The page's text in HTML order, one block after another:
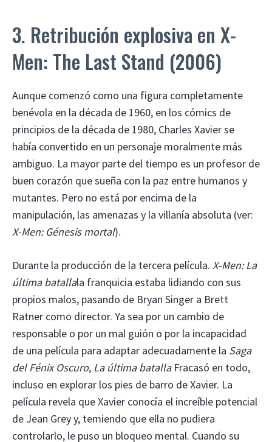
3. Retribución explosiva en X-
Men: The Last Stand (2006)
Aunque comenzó como una figura completamente
benévola en la década de 1960, en los cómics de
principios de la década de 1980, Charles Xavier se
había convertido en un personaje moralmente más
ambiguo. La mayor parte del tiempo es un profesor de
buen corazón que sueña con la paz entre humanos y
mutantes. Pero no está por encima de la
manipulación, las amenazas y la villanía absoluta (ver:
X-Men: Génesis mortal).
Durante la producción de la tercera película. X-Men: La
última batallala franquicia estaba lidiando con sus
propios malos, pasando de Bryan Singer a Brett
Ratner como director. Ya sea por un cambio de
responsable o por un mal guión o por la incapacidad
de una película para adaptar adecuadamente la Saga
del Fénix Oscuro, La última batallaFracasó en todo,
incluso en explorar los pies de barro de Xavier. La
película revela que Xavier conocía el increíble potencial
de Jean Grey y, temiendo que ella no pudiera
controlarlo, le puso un bloqueo mental. Cuando su